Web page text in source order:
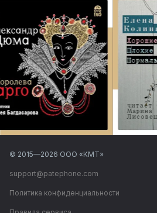
© 2015—2026 ООО «КМТ»
support@patephone.com
Политика конфиденциальности